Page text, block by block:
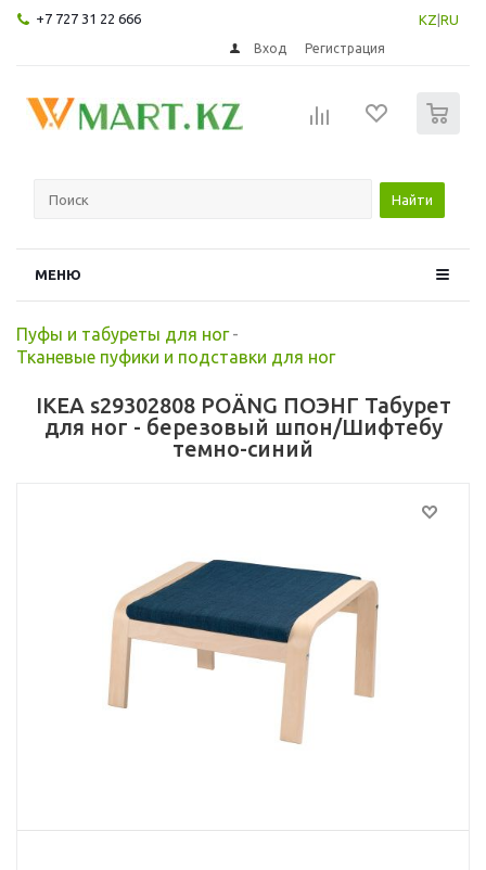
+7 727 31 22 666 KZ RU
Вход Регистрация
Найти
МЕНЮ
Пуфы и табуреты для ног -
Тканевые пуфики и подставки для ног
IKEA s29302808 POÄNG ПОЭНГ Табурет
для ног - березовый шпон/Шифтебу
темно-синий